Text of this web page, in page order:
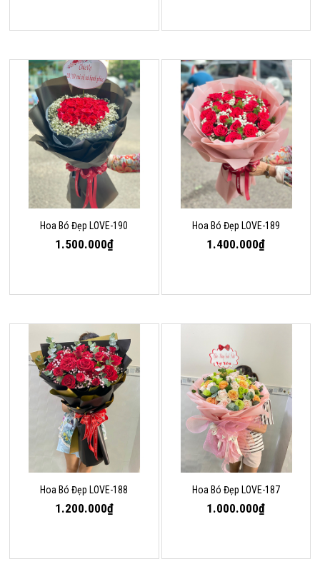
Hoa Bó Đẹp LOVE-190
1.500.000₫
Hoa Bó Đẹp LOVE-189
1.400.000₫
Hoa Bó Đẹp LOVE-188
1.200.000₫
Hoa Bó Đẹp LOVE-187
1.000.000₫